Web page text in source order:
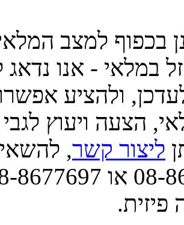
בכפוף למצב
במלאי - אנו נדאג
ולהציע
הצעה ויעוץ
ליצור קשר,
פיזית.